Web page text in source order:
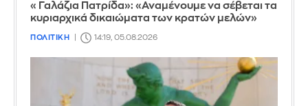
«Γαλάζια Πατρίδα»: «Αναμένουμε να σέβεται τα
κυριαρχικά δικαιώματα των κρατών μελών»
ΠΟΛΙΤΙΚΗ 14:19, 05.08.2026